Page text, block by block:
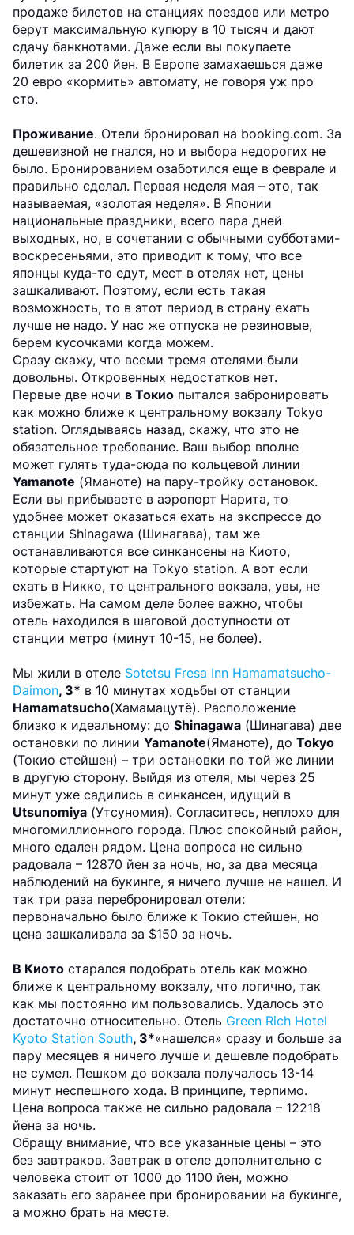
продаже билетов на станциях поездов или метро
берут максимальную купюру в 10 тысяч и дают
сдачу банкнотами. Даже если вы покупаете
билетик за 200 йен. В Европе замахаешься даже
20 евро «кормить» автомату, не говоря уж про
сто.
Проживание. Отели бронировал на booking.com. За
дешевизной не гнался, но и выбора недорогих не
было. Бронированием озаботился еще в феврале и
правильно сделал. Первая неделя мая – это, так
называемая, «золотая неделя». В Японии
национальные праздники, всего пара дней
выходных, но, в сочетании с обычными субботами-
воскресеньями, это приводит к тому, что все
японцы куда-то едут, мест в отелях нет, цены
зашкаливают. Поэтому, если есть такая
возможность, то в этот период в страну ехать
лучше не надо. У нас же отпуска не резиновые,
берем кусочками когда можем.
Сразу скажу, что всеми тремя отелями были
довольны. Откровенных недостатков нет.
Первые две ночи в Токио пытался забронировать
как можно ближе к центральному вокзалу Tokyo
station. Оглядываясь назад, скажу, что это не
обязательное требование. Ваш выбор вполне
может гулять туда-сюда по кольцевой линии
Yamanote (Яманоте) на пару-тройку остановок.
Если вы прибываете в аэропорт Нарита, то
удобнее может оказаться ехать на экспрессе до
станции Shinagawa (Шинагава), там же
останавливаются все синкансены на Киото,
которые стартуют на Tokyo station. А вот если
ехать в Никко, то центрального вокзала, увы, не
избежать. На самом деле более важно, чтобы
отель находился в шаговой доступности от
станции метро (минут 10-15, не более).
Мы жили в отеле Sotetsu Fresa Inn Hamamatsucho-
Daimon, 3* в 10 минутах ходьбы от станции
Hamamatsucho(Хамамацутё). Расположение
близко к идеальному: до Shinagawa (Шинагава) две
остановки по линии Yamanote(Яманоте), до Tokyo
(Токио стейшен) – три остановки по той же линии
в другую сторону. Выйдя из отеля, мы через 25
минут уже садились в синкансен, идущий в
Utsunomiya (Утсуномия). Согласитесь, неплохо для
многомиллионного города. Плюс спокойный район,
много едален рядом. Цена вопроса не сильно
радовала – 12870 йен за ночь, но, за два месяца
наблюдений на букинге, я ничего лучше не нашел. И
так три раза перебронировал отели:
первоначально было ближе к Токио стейшен, но
цена зашкаливала за $150 за ночь.
В Киото старался подобрать отель как можно
ближе к центральному вокзалу, что логично, так
как мы постоянно им пользовались. Удалось это
достаточно относительно. Отель Green Rich Hotel
Kyoto Station South, 3*«нашелся» сразу и больше за
пару месяцев я ничего лучше и дешевле подобрать
не сумел. Пешком до вокзала получалось 13-14
минут неспешного хода. В принципе, терпимо.
Цена вопроса также не сильно радовала – 12218
йена за ночь.
Обращу внимание, что все указанные цены – это
без завтраков. Завтрак в отеле дополнительно с
человека стоит от 1000 до 1100 йен, можно
заказать его заранее при бронировании на букинге,
а можно брать на месте.